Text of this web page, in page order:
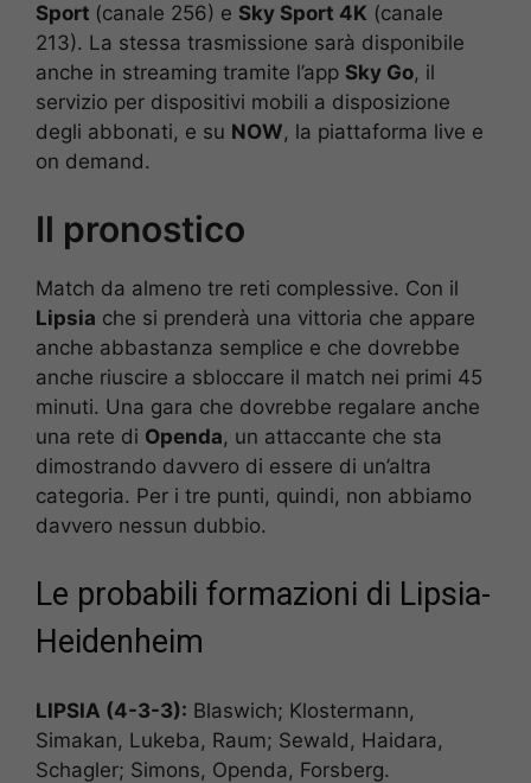
Sport (canale 256) e Sky Sport 4K (canale
213). La stessa trasmissione sarà disponibile
anche in streaming tramite l’app Sky Go, il
servizio per dispositivi mobili a disposizione
degli abbonati, e su NOW, la piattaforma live e
on demand.
Il pronostico
Match da almeno tre reti complessive. Con il
Lipsia che si prenderà una vittoria che appare
anche abbastanza semplice e che dovrebbe
anche riuscire a sbloccare il match nei primi 45
minuti. Una gara che dovrebbe regalare anche
una rete di Openda, un attaccante che sta
dimostrando davvero di essere di un’altra
categoria. Per i tre punti, quindi, non abbiamo
davvero nessun dubbio.
Le probabili formazioni di Lipsia-
Heidenheim
LIPSIA (4-3-3): Blaswich; Klostermann,
Simakan, Lukeba, Raum; Sewald, Haidara,
Schagler; Simons, Openda, Forsberg.